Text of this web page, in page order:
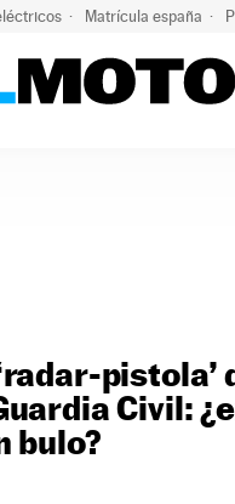
Matrícula españa
pistola’
Civil:
bulo?